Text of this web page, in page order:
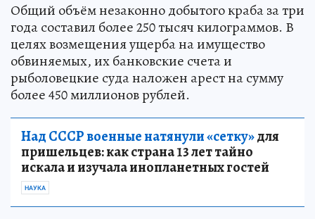
Общий объём незаконно добытого краба за три
года составил более 250 тысяч килограммов. В
целях возмещения ущерба на имущество
обвиняемых, их банковские счета и
рыболовецкие суда наложен арест на сумму
более 450 миллионов рублей.
Над СССР военные натянули «сетку»для
пришельцев: как страна 13 лет тайно
искала и изучала инопланетных гостей
НАУКА